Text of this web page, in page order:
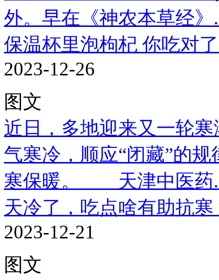
外。早在《神农本草经》
保温杯里泡枸杞 你吃对
2023-12-26
图文
近日，多地迎来又一轮
气寒冷，顺应“闭藏”的
寒保暖。 天津中医药
天冷了，吃点啥有助抗寒
2023-12-21
图文